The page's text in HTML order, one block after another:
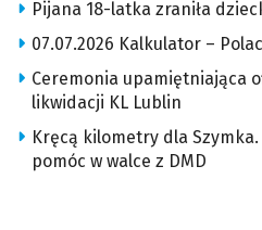
Pijana 18-latka zraniła
07.07.2026 Kalkulator –
Ceremonia upamiętniająca
likwidacji KL Lublin
Kręcą kilometry dla
pomóc w walce z DMD